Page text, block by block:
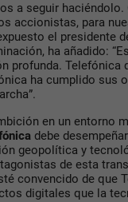
a seguir
accionistas, para
el presidente
ha añadido:
profunda. Telefónica
ha cumplido sus
en un entorno
debe
geopolítica y
de esta
convencido de que
digitales que la